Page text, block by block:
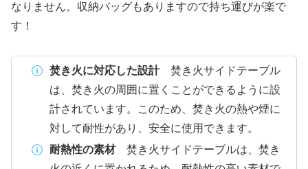
なりません。収納バッグもありますので持ち運びが楽で
す！
焚き火に対応した設計焚き火サイドテーブル
は、焚き火の周囲に置くことができるように設
計されています。このため、焚き火の熱や煙に
対して耐性があり、安全に使用できます。
耐熱性の素材焚き火サイドテーブルは、焚き